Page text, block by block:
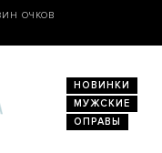
ОЧКОВ
НОВИНКИ
МУЖСКИЕ
ОПРАВЫ